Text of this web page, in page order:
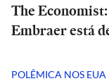
The
Embraer está
POLÊMICA NOS EUA